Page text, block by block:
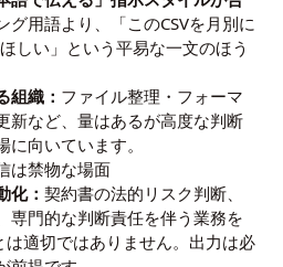
グ用語より、「このCSVを月別に
しい」という平易な一文のほう
組織： ファイル整理・フォーマ
新など、量はあるが高度な判断
向いています。
は禁物な場面
化：契約書の法的リスク判断、
専門的な判断責任を伴う業務を
は適切ではありません。出力は必